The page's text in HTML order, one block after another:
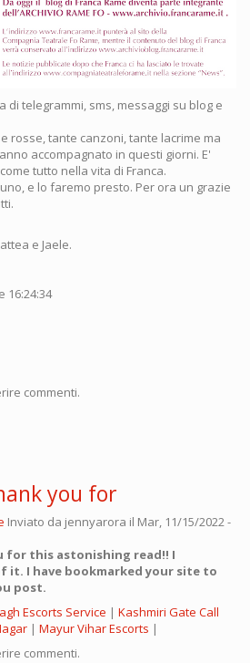
di telegrammi, sms, messaggi su blog e
rosse, tante canzoni, tante lacrime ma
accompagnato in questi giorni. E'
tutto nella vita di Franca.
e lo faremo presto. Per ora un grazie
e Jaele.
16:24:34
commenti.
you for
Inviato da jennyarora il Mar, 11/15/2022 -
for this astonishing read!! I
it. I have bookmarked your site to
post.
Escorts Service | Kashmiri Gate Call
| Mayur Vihar Escorts |
commenti.